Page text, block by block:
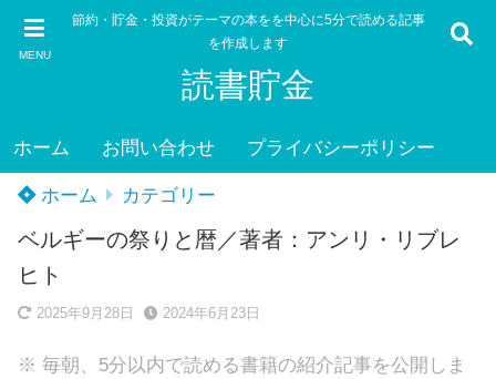
MENU
節約・貯金・投資がテーマの本をを中心に5分で読める記事
を作成します
読書貯金
ホーム お問い合わせ プライバシーポリシー
ホーム カテゴリー
ベルギーの祭りと暦／著者：アンリ・リブレ
ヒト
2025年9月28日 2024年6月23日
※ 毎朝、5分以内で読める書籍の紹介記事を公開しま